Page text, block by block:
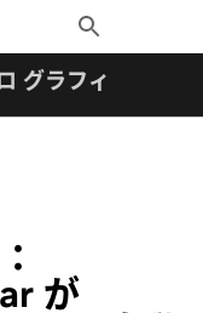
Toggle
Search
グラフィックス
が